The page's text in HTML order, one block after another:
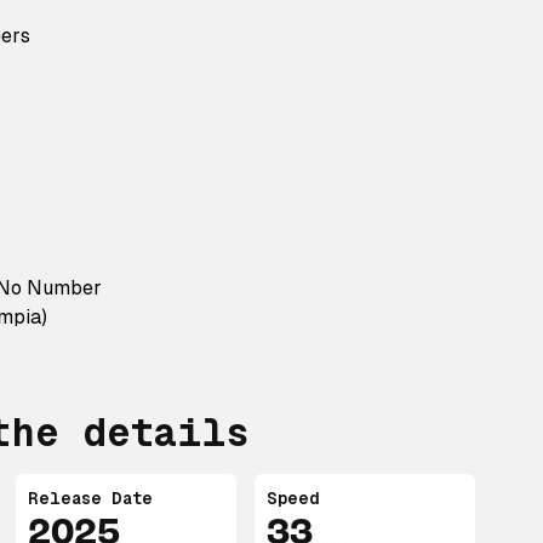
Number
details
Release Date
2025
Speed
33